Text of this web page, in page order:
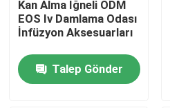
Kalite kontrol
Bize ulaşın
Kan Alma İğneli ODM
EOS Iv Damlama Odası
İnfüzyon Aksesuarları
Talep Gönder